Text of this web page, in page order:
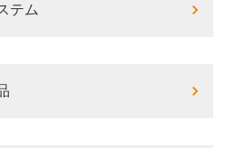
テム